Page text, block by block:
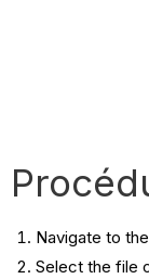
Navigate to the
Select the file